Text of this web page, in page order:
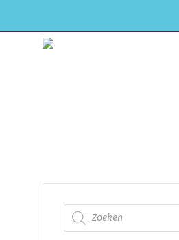
Producten zoeken